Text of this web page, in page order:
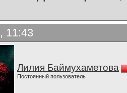
11:43
Лилия Баймухаметова
Постоянный пользователь